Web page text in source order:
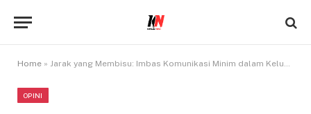
Home » Jarak yang Membisu: Imbas Komunikasi Minim dalam Keluarga pada Anak Rantau
OPINI